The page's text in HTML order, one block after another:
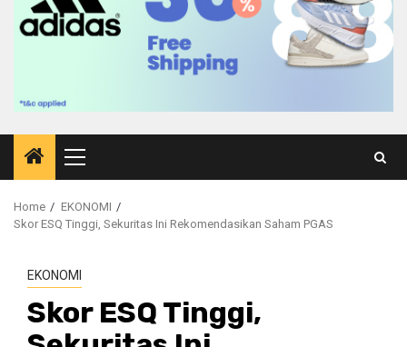
Primary
Menu
Home
EKONOMI
Skor ESQ Tinggi, Sekuritas Ini Rekomendasikan Saham PGAS
EKONOMI
Skor ESQ Tinggi,